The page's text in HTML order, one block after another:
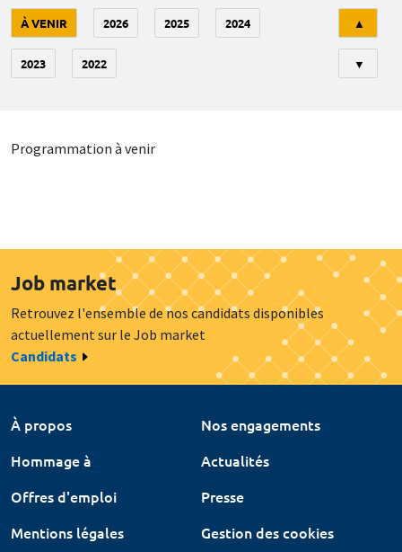
À VENIR 2026 2025 2024
2023 2022
▲
▼
Programmation à venir
Job market
Retrouvez l'ensemble de nos candidats disponibles
actuellement sur le Job market
Candidats
À propos
Nos engagements
Hommage à
Actualités
Offres d'emploi
Presse
Mentions légales
Gestion des cookies